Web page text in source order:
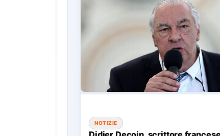
NOTIZIE